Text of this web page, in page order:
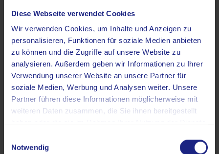
Diese Webseite verwendet Cookies
Wir verwenden Cookies, um Inhalte und Anzeigen zu
personalisieren, Funktionen für soziale Medien anbieten
zu können und die Zugriffe auf unsere Website zu
analysieren. Außerdem geben wir Informationen zu Ihrer
Verwendung unserer Website an unsere Partner für
soziale Medien, Werbung und Analysen weiter. Unsere
Partner führen diese Informationen möglicherweise mit
weiteren Daten zusammen, die Sie ihnen bereitgestellt
Notwendig
Ein häufiges Beschwerdebild symptomatischer Myome ist
Regelblutung übermäßig stark ausfallen, länger als
sieben Tage anhalten oder als Zwischenblutung
außerhalb des regulären Zyklus auftreten. Insbesondere
bei intramuralen und submukösen Myomen zeigen sich
diese Blutungsstörungen, da die Vergrößerung der
Gebärmutterhöhle die Kontraktilität beeinträchtigt und den
Blutabfluss erschwert. Ziehen die Zyklusveränderungen
verminderten Leistungsfähigkeit und Blässe kommen.